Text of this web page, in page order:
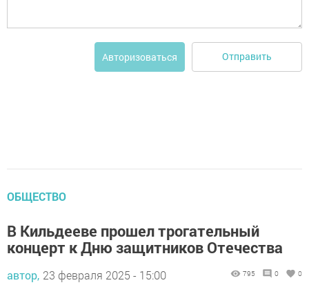
Авторизоваться Отправить
ОБЩЕСТВО
В Кильдееве прошел трогательный
концерт к Дню защитников Отечества
автор, 23 февраля 2025 - 15:00 795 0 0